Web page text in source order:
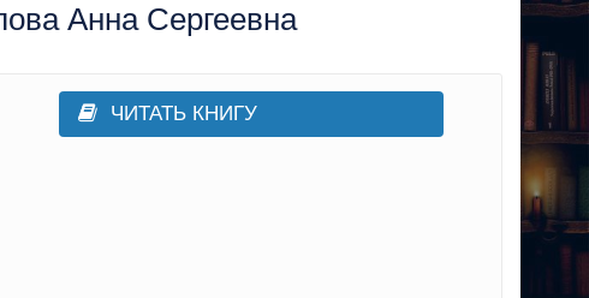
Анна Сергеевна
Любовно-фантастические романы
ЧИТАТЬ КНИГУ